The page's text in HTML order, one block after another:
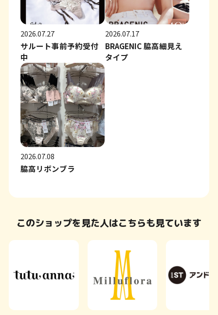
2026.07.27
サルート事前予約受付
中
2026.07.17
BRAGENIC 脇高細見え
タイプ
2026.07.08
脇高リボンブラ
このショップを見た人はこちらも見ています